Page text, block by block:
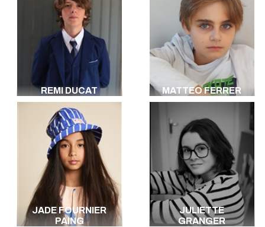
REMI DUCAT MATTEO FERRER
JADE FOURNIER
PAING
JULIETTE
GRANGER